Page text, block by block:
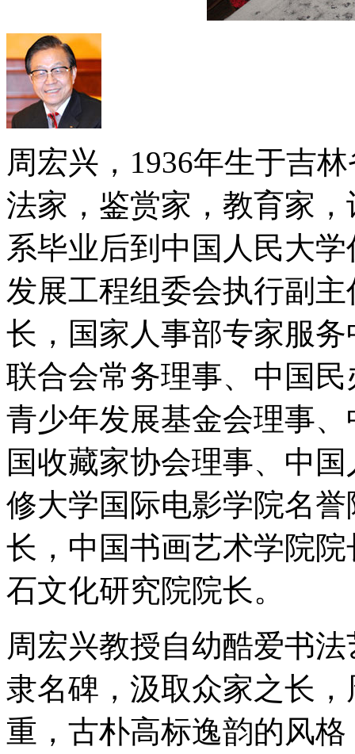
周宏兴，1936年生于吉
法家，鉴赏家，教育家
系毕业后到中国人民大
发展工程组委会执行副
长，国家人事部专家服
联合会常务理事、中国
青少年发展基金会理事
国收藏家协会理事、中
修大学国际电影学院名
长，中国书画艺术学院
石文化研究院院长。
周宏兴教授自幼酷爱书
隶名碑，汲取众家之长
重，古朴高标逸韵的风